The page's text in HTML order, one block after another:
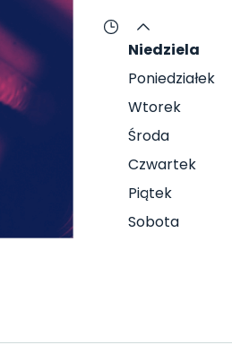
Niedziela
Poniedziałek
Wtorek
Środa
Czwartek
Piątek
Sobota